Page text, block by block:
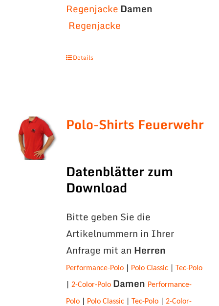
RegenjackeDamen
Regenjacke
Details
Polo-Shirts Feuerwehr
Datenblätter zum
Download
Bitte geben Sie die
Artikelnummern in Ihrer
Anfrage mit an Herren
Performance-Polo| Polo Classic| Tec-Polo
2-Color-Polo Damen Performance-
Polo| Polo Classic| Tec-Polo| 2-Color-